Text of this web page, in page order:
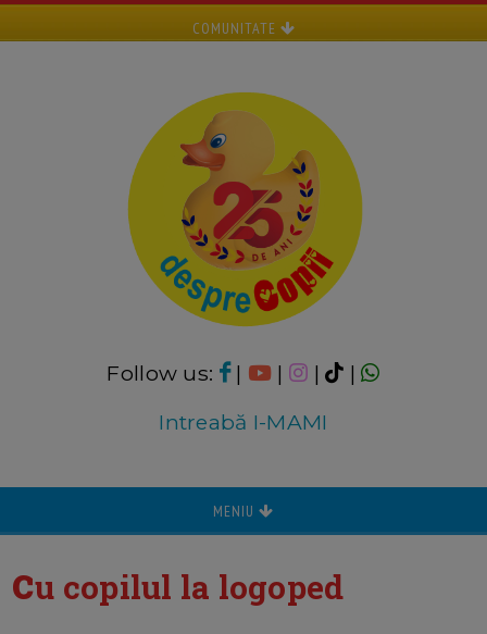
COMUNITATE
Follow us: | | |
|
Intreabă I-MAMI
MENIU
cu copilul la logoped